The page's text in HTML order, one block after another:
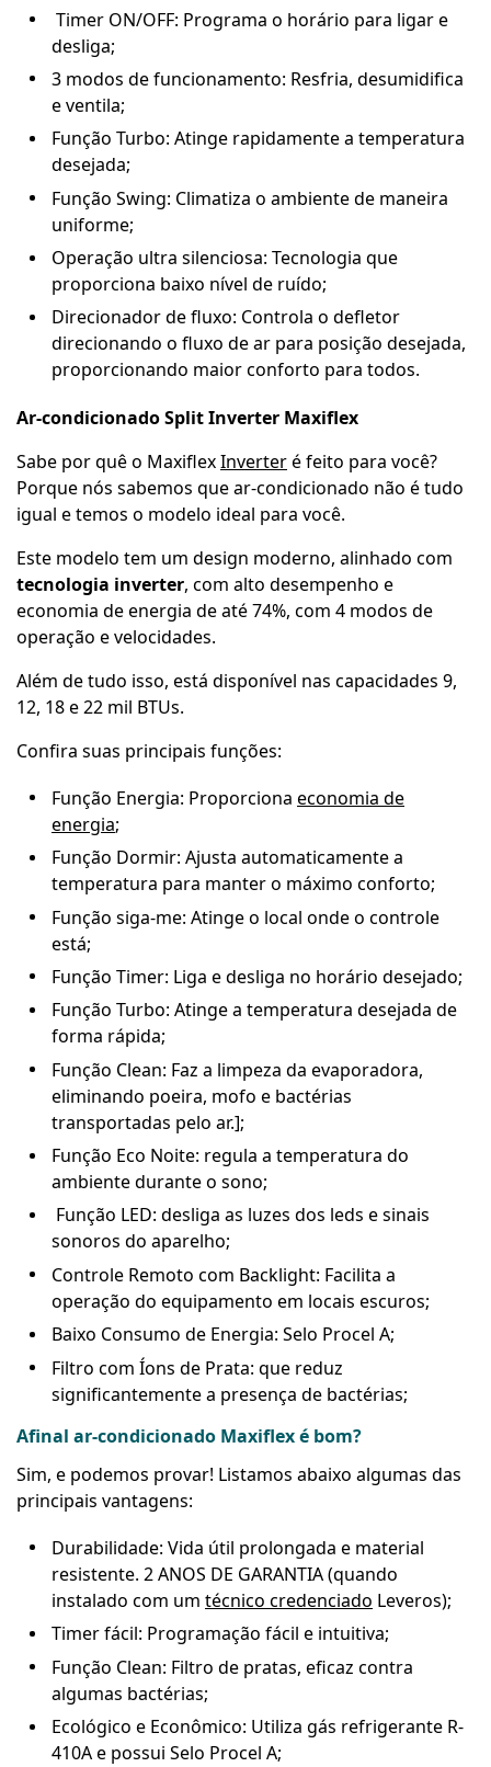
Timer ON/OFF: Programa o horário para ligar e
desliga;
3 modos de funcionamento: Resfria, desumidifica
e ventila;
Função Turbo: Atinge rapidamente a temperatura
desejada;
Função Swing: Climatiza o ambiente de maneira
uniforme;
Operação ultra silenciosa: Tecnologia que
proporciona baixo nível de ruído;
Direcionador de fluxo: Controla o defletor
direcionando o fluxo de ar para posição desejada,
proporcionando maior conforto para todos.
Ar-condicionado Split Inverter Maxiflex
Sabe por quê o MaxiflexInverteré feito para você?
Porque nós sabemos que ar-condicionado não é tudo
igual e temos o modelo ideal para você.
Este modelo tem um design moderno, alinhado com
tecnologia inverter, com alto desempenho e
economia de energia de até 74%, com 4 modos de
operação e velocidades.
Além de tudo isso, está disponível nas capacidades 9,
12, 18 e 22 mil BTUs.
Confira suas principais funções:
Função Energia: Proporciona economia de
energia;
Função Dormir: Ajusta automaticamente a
temperatura para manter o máximo conforto;
Função siga-me: Atinge o local onde o controle
está;
Função Timer: Liga e desliga no horário desejado;
Função Turbo: Atinge a temperatura desejada de
forma rápida;
Função Clean: Faz a limpeza da evaporadora,
eliminando poeira, mofo e bactérias
transportadas pelo ar.];
Função Eco Noite: regula a temperatura do
ambiente durante o sono;
Função LED: desliga as luzes dos leds e sinais
sonoros do aparelho;
Controle Remoto com Backlight: Facilita a
operação do equipamento em locais escuros;
Baixo Consumo de Energia: Selo Procel A;
Filtro com Íons de Prata: que reduz
significantemente a presença de bactérias;
Afinal ar-condicionado Maxiflex é bom?
Sim, e podemos provar! Listamos abaixo algumas das
principais vantagens:
Durabilidade: Vida útil prolongada e material
resistente. 2 ANOS DE GARANTIA (quando
instalado com um técnico credenciado Leveros);
Timer fácil: Programação fácil e intuitiva;
Função Clean: Filtro de pratas, eficaz contra
algumas bactérias;
Ecológico e Econômico: Utiliza gás refrigerante R-
410A e possui Selo Procel A;